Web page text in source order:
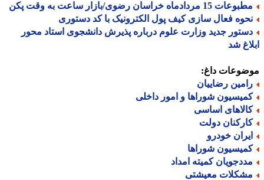
15 مردادماه خراسان رضوی/بازار ساعت به وقت پکن
فعال سازی کیف پول الکترونیک با کد دستوری
جدید وزارت علوم درباره پذیرش دانشجوی استاد محور
شد
داغ:
رضاییان
شوراها و امور داخلی
اساسی
دولت
خودرو
شوراها
کمیته امداد
معیشتی